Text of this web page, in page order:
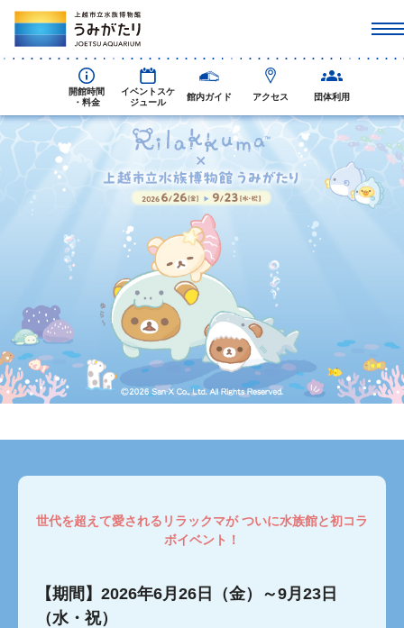
開館時間
・料金
イベントスケ
ジュール
館内ガイド アクセス 団体利用
世代を超えて愛されるリラックマが ついに水族館と初コラ
ボイベント！
【期間】2026年6月26日（金）～9月23日
（水・祝）